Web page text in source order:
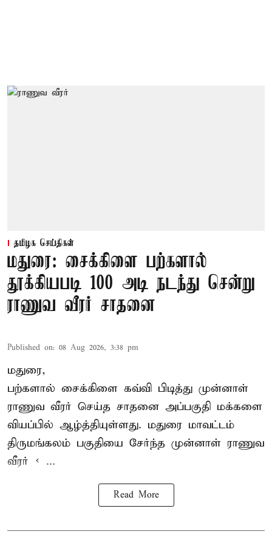
தமிழக செய்திகள்
மதுரை: சைக்கிளை பற்களால்
தூக்கியபடி 100 அடி நடந்து சென்று
ராணுவ வீரர் சாதனை
Published on: 08 Aug 2026, 3:38 pm
மதுரை,
பற்களால் சைக்கிளை கவ்வி பிடித்து முன்னாள்
ராணுவ வீரர் செய்த சாதனை அப்பகுதி மக்களை
வியப்பில் ஆழ்த்தியுள்ளது. மதுரை மாவட்டம்
திருமங்கலம் பகுதியை சேர்ந்த முன்னாள் ராணுவ
வீரர் < ...
Read More